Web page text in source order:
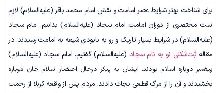
برای شناخت بهتر شرایط عصر امامت و نقش امام محمد باقر (علیه‌السلام) لازم
است مختصری از دوران امامت امام سجاد (علیه‌السلام) بدانیم. امام سجاد
(علیه‌السلام) در شرایط بسیار تاریک و رو به‌ نابودی شیعه به امامت رسیدند. در
مقاله بُت‌شکنی نو به نام سجاد (علیه‌السلام) گفتیم، امام سجاد (علیه‌السلام)
پیغمبر دوباره اسلام بودند. ایشان به پیکر درحال احتضار اسلام جان دوباره
بخشیدند و آن ‌را از مرگ قطعی نجات دادند. مردم پس از واقعه کربلا از رحمت